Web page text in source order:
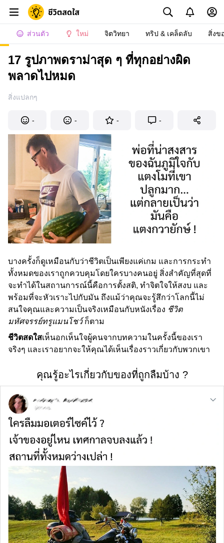
ส่วนตัว ใหม่ จิตวิทยา ทริป & เคล็ดลับ สิ่งข
17 รูปภาพดราม่าสุด ๆ ที่ทุกอย่างผิด
พลาดไปหมด
สิ่งแปลกๆ
- - - -
บางครั้งก็ดูเหมือนกับว่าชีวิตเป็นเพียงแค่เกม และการกระทำ
ทั้งหมดของเราถูกควบคุมโดยใครบางคนอยู่ สิ่งสำคัญที่สุดที่
จะทำได้ในสถานการณ์นี้คือการตั้งสติ, ทำจิตใจให้สงบ และ
พร้อมที่จะหัวเราะไปกับมัน ถึงแม้ว่าคุณจะรู้สึกว่าโลกนี้ไม่
สนใจคุณและความเป็นจริงเหมือนกับหนังเรื่อง ชีวิต
มหัศจรรย์ทรูแมนโชว์ ก็ตาม
ชีวิตสดใสเห็นอกเห็นใจผู้คนจากบทความในครั้งนี้ของเรา
จริงๆ และเราอยากจะให้คุณได้เห็นเรื่องราวเกี่ยวกับพวกเขา
คุณรู้อะไรเกี่ยวกับของที่ถูกลืมบ้าง ?